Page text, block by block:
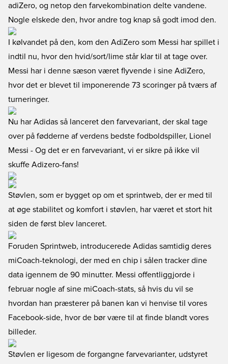
adiZero, og netop den farvekombination delte vandene.
Nogle elskede den, hvor andre tog knap så godt imod den.
I kølvandet på den, kom den AdiZero som Messi har spillet i
indtil nu, hvor den hvid/sort/lime står klar til at tage over.
Messi har i denne sæson været flyvende i sine AdiZero,
hvor det er blevet til imponerende 73 scoringer på tværs af
turneringer.
Nu har Adidas så lanceret den farvevariant, der skal tage
over på fødderne af verdens bedste fodboldspiller, Lionel
Messi - Og det er en farvevariant, vi er sikre på ikke vil
skuffe Adizero-fans!
Støvlen, som er bygget op om et sprintweb, der er med til
at øge stabilitet og komfort i støvlen, har været et stort hit
siden de først blev lanceret.
Foruden Sprintweb, introducerede Adidas samtidig deres
miCoach-teknologi, der med en chip i sålen tracker dine
data igennem de 90 minutter. Messi offentliggjorde i
februar nogle af sine miCoach-stats, så hvis du vil se
hvordan han præsterer på banen kan vi henvise til vores
Facebook-side, hvor de bør være til at finde blandt vores
billeder.
Støvlen er ligesom de forgangne farvevarianter, udstyret